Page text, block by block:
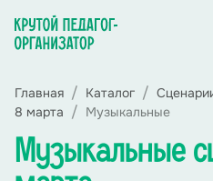
Главная Каталог
8 марта
Музыкальные
Музыкальные